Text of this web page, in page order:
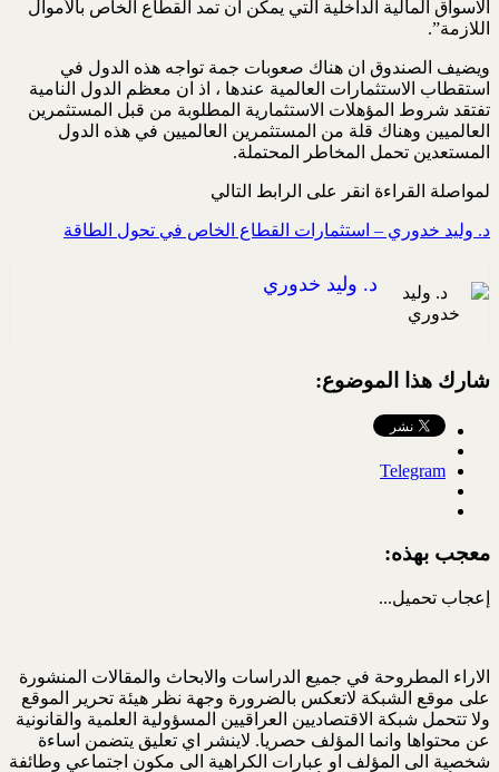
الاسواق المالية الداخلية التي يمكن ان تمد القطاع الخاص بالأموال
اللازمة”.
ويضيف الصندوق ان هناك صعوبات جمة تواجه هذه الدول في
استقطاب الاستثمارات العالمية عندها ، اذ ان معظم الدول النامية
تفتقد شروط المؤهلات الاستثمارية المطلوبة من قبل المستثمرين
العالميين وهناك قلة من المستثمرين العالميين في هذه الدول
المستعدين تحمل المخاطر المحتملة.
لمواصلة القراءة انقر على الرابط التالي
د. وليد خدوري – استثمارات القطاع الخاص في تحول الطاقة
د. وليد خدوري
شارك هذا الموضوع:
Telegram
معجب بهذه:
إعجاب تحميل...
الاراء المطروحة في جميع الدراسات والابحاث والمقالات المنشورة
على موقع الشبكة لاتعكس بالضرورة وجهة نظر هيئة تحرير الموقع
ولا تتحمل شبكة الاقتصاديين العراقيين المسؤولية العلمية والقانونية
عن محتواها وانما المؤلف حصريا. لاينشر اي تعليق يتضمن اساءة
شخصية الى المؤلف او عبارات الكراهية الى مكون اجتماعي وطائفة